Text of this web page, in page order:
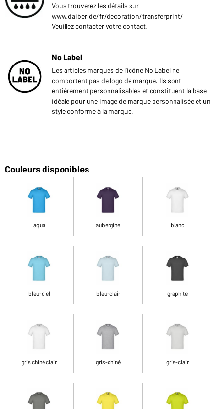
Vous trouverez les détails sur
www.daiber.de/fr/decoration/transferprint/
Veuillez contacter votre contact.
No Label
Les articles marqués de l'icône No Label ne
comportent pas de logo de marque. Ils sont
entièrement personnalisables et constituent la base
idéale pour une image de marque personnalisée et un
style conforme à la marque.
Couleurs disponibles
aqua aubergine blanc
bleu-ciel bleu-clair graphite
gris chiné clair gris-chiné gris-clair